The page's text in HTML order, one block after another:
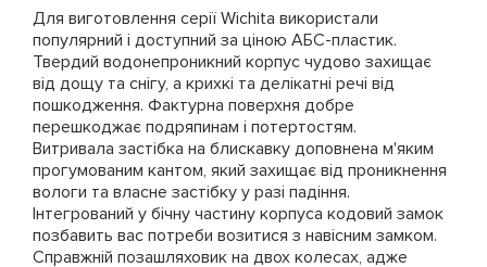
Для виготовлення серії Wichita використали
популярний і доступний за ціною АБС-пластик.
Твердий водонепроникний корпус чудово захищає
від дощу та снігу, а крихкі та делікатні речі від
пошкодження. Фактурна поверхня добре
перешкоджає подряпинам і потертостям.
Витривала застібка на блискавку доповнена м'яким
прогумованим кантом, який захищає від проникнення
вологи та власне застібку у разі падіння.
Інтегрований у бічну частину корпуса кодовий замок
позбавить вас потреби возитися з навісним замком.
Справжній позашляховик на двох колесах, адже